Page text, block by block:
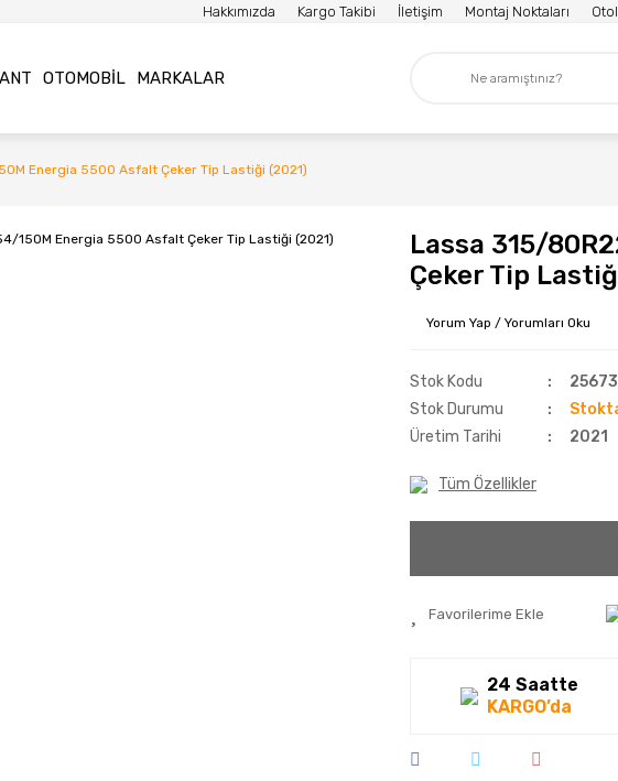
Hakkımızda Kargo Takibi İletişim Montaj Noktaları
OTOMOBIL MARKALAR
Energia 5500 Asfalt Çeker Tip Lastiği (2021)
Lassa 315/
Çeker Tip
Yorum Yap / Yorumları Oku
Stok Kodu
Stok Durumu
Üretim Tarihi
2021
Tüm Özellikler
24 Saatte
KARGO’da